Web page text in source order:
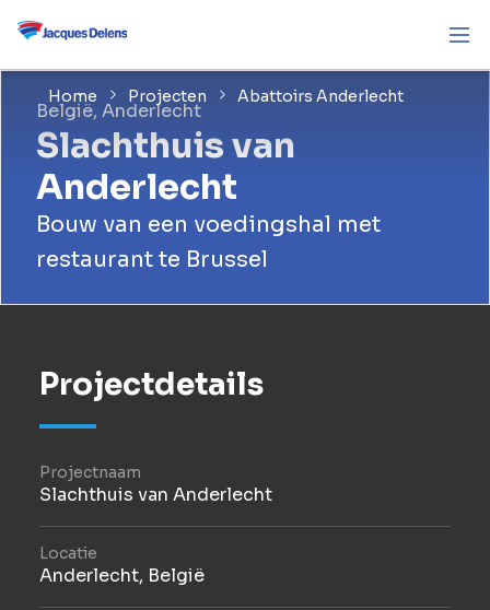
Home Projecten Abattoirs Anderlecht
België, Anderlecht
Slachthuis van
Anderlecht
Bouw van een voedingshal met
restaurant te Brussel
Projectdetails
Projectnaam
Slachthuis van Anderlecht
Locatie
Anderlecht, België